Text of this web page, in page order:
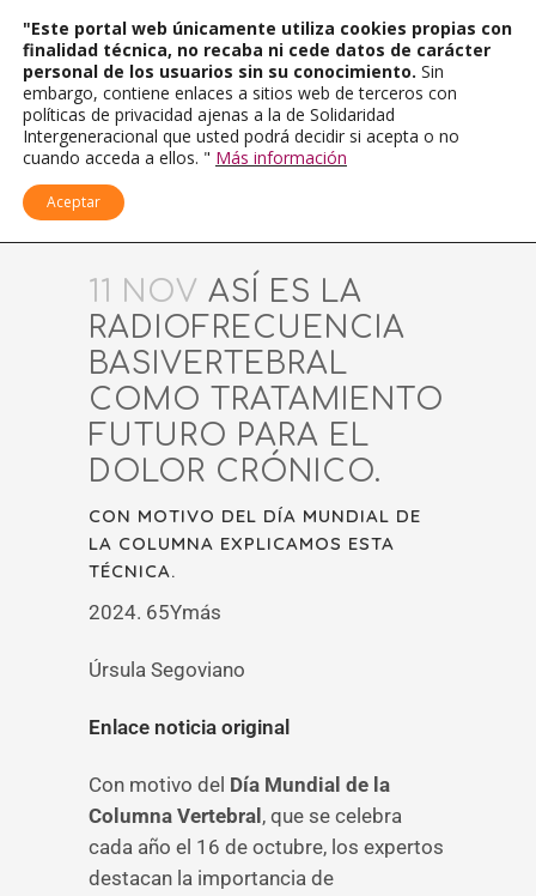
11 NOV ASÍ ES LA
RADIOFRECUENCIA
BASIVERTEBRAL
COMO TRATAMIENTO
FUTURO PARA EL
DOLOR CRÓNICO.
CON MOTIVO DEL DÍA MUNDIAL DE
LA COLUMNA EXPLICAMOS ESTA
TÉCNICA.
2024. 65Ymás
Úrsula Segoviano
Enlace noticia original
Con motivo del Día Mundial de la
Columna Vertebral , que se celebra
cada año el 16 de octubre, los expertos
destacan la importancia de
"Este portal web únicamente utiliza cookies propias con
finalidad técnica, no recaba ni cede datos de carácter
personal de los usuarios sin su conocimiento. Sin
embargo, contiene enlaces a sitios web de terceros con
políticas de privacidad ajenas a la de Solidaridad
Intergeneracional que usted podrá decidir si acepta o no
cuando acceda a ellos. " Más información
Aceptar